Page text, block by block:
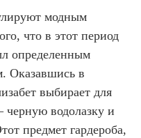
модным
что в этот период
определенным
Оказавшись в
выбирает для
водолазку и
предмет гардероба,